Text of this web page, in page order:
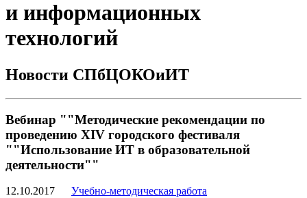
и информационных
технологий
Новости СПбЦОКОиИТ
Вебинар ""Методические рекомендации по
проведению XIV городского фестиваля
""Использование ИТ в образовательной
деятельности""
12.10.2017
Учебно-методическая работа